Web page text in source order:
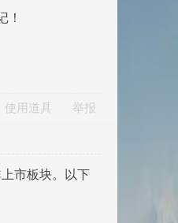
！
使用道具 举报
市板块。以下